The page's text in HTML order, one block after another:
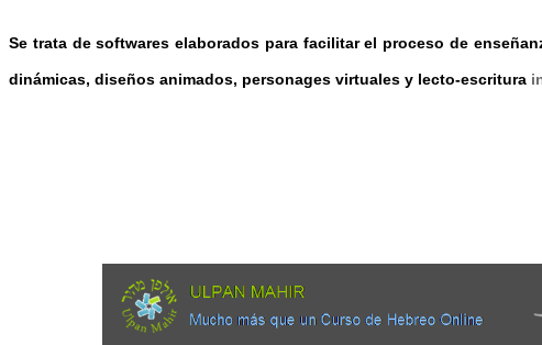
Se trata de softwares elaborados para facilitar el proceso de
dinámicas, diseños animados, personages virtuales y lecto-escritura